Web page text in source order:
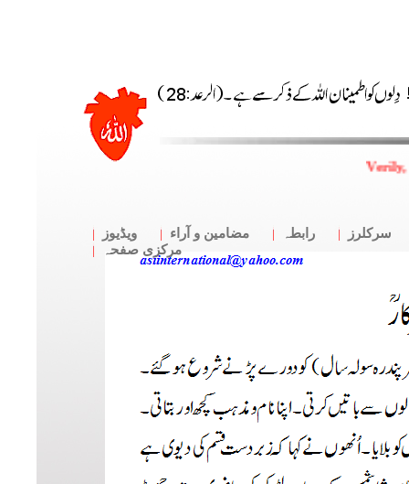
Verily,
سرکلرز رابطہ مضامین و آراء
ویڈیوز
مرکزی صفحہ